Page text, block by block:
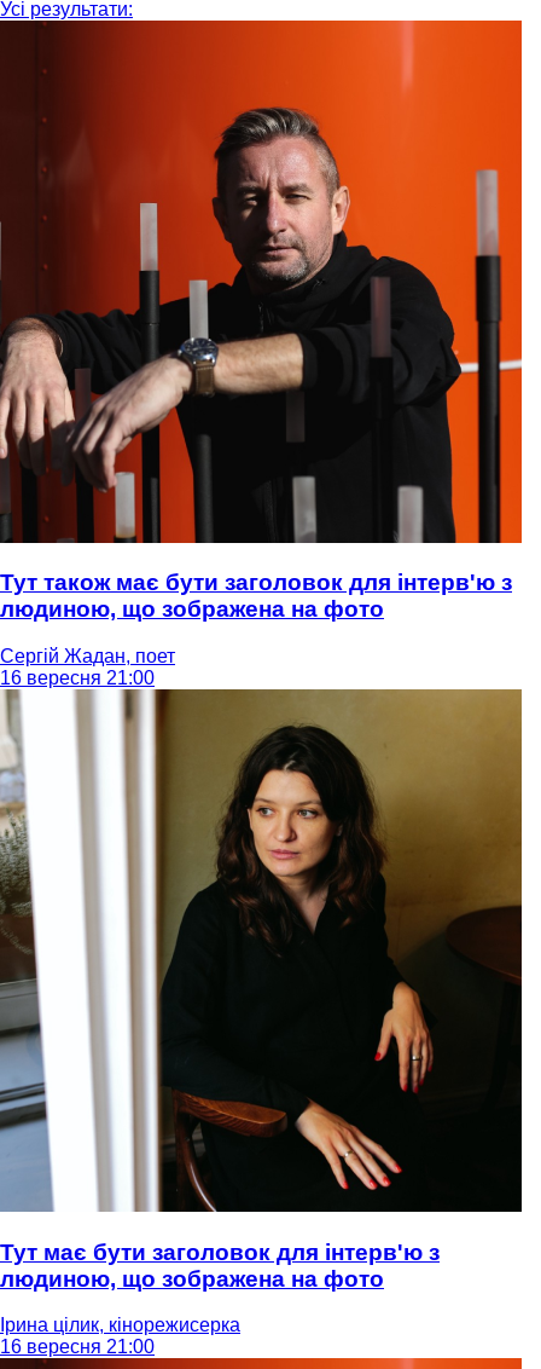
Усі результати:
Тут також має бути заголовок для інтерв'ю з
людиною, що зображена на фото
Сергій Жадан, поет
16 вересня 21:00
Тут має бути заголовок для інтерв'ю з
людиною, що зображена на фото
Ірина цілик, кінорежисерка
16 вересня 21:00